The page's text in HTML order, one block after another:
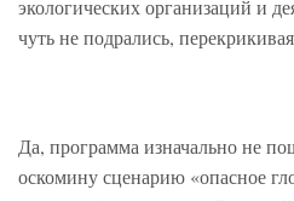
экологических организаций и
чуть не подрались,
Да, программа изначально не
оскомину сценарию «опасное